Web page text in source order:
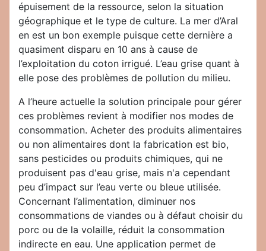
épuisement de la ressource, selon la situation
géographique et le type de culture. La mer d’Aral
en est un bon exemple puisque cette dernière a
quasiment disparu en 10 ans à cause de
l’exploitation du coton irrigué. L’eau grise quant à
elle pose des problèmes de pollution du milieu.
A l’heure actuelle la solution principale pour gérer
ces problèmes revient à modifier nos modes de
consommation. Acheter des produits alimentaires
ou non alimentaires dont la fabrication est bio,
sans pesticides ou produits chimiques, qui ne
produisent pas d'eau grise, mais n'a cependant
peu d’impact sur l’eau verte ou bleue utilisée.
Concernant l’alimentation, diminuer nos
consommations de viandes ou à défaut choisir du
porc ou de la volaille, réduit la consommation
indirecte en eau. Une application permet de